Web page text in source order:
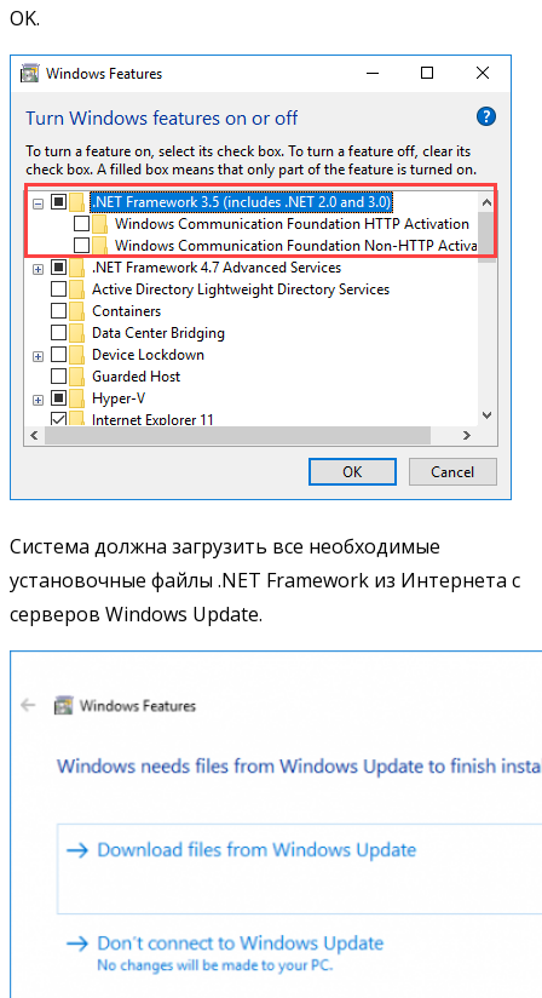
OK.
Система должна загрузить все необходимые
установочные файлы .NET Framework из Интернета с
серверов Windows Update.